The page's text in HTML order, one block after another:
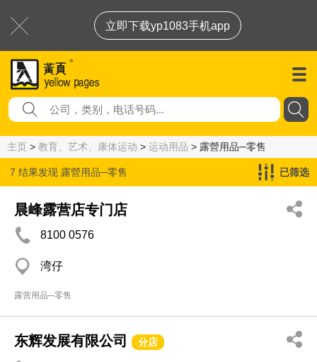
立即下载yp1083手机app
主页 > 教育、艺术、康体运动 > 运动用品 > 露營用品─零售
7 结果发现 露營用品─零售 已筛选
晨峰露营店专门店
8100 0576
湾仔
露营用品─零售
东辉发展有限公司 分店